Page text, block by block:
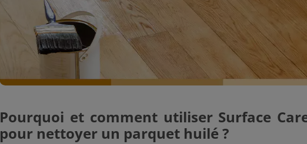
Pourquoi et comment utiliser Surface
pour nettoyer un parquet huilé ?